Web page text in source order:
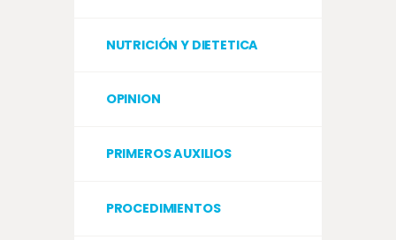
NUTRICIÓN Y DIETETICA
OPINION
PRIMEROS AUXILIOS
PROCEDIMIENTOS